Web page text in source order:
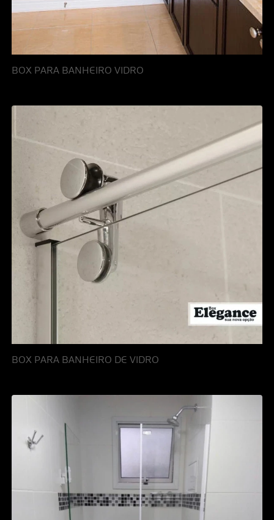
BOX PARA BANHEIRO VIDRO
BOX PARA BANHEIRO DE VIDRO